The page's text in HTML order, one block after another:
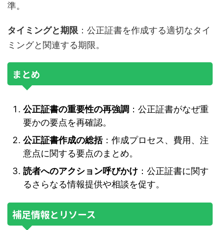
準。
タイミングと期限 ：公正証書を作成する適切なタイ
ミングと関連する期限。
まとめ
公正証書の重要性の再強調 ：公正証書がなぜ重
要かの要点を再確認。
公正証書作成の総括：作成プロセス、費用、注
意点に関する要点のまとめ。
読者へのアクション呼びかけ ：公正証書に関す
るさらなる情報提供や相談を促す。
補足情報とリソース